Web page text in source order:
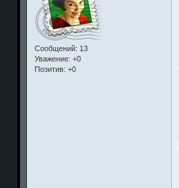
Сообщений: 13
Уважение: +0
Позитив: +0